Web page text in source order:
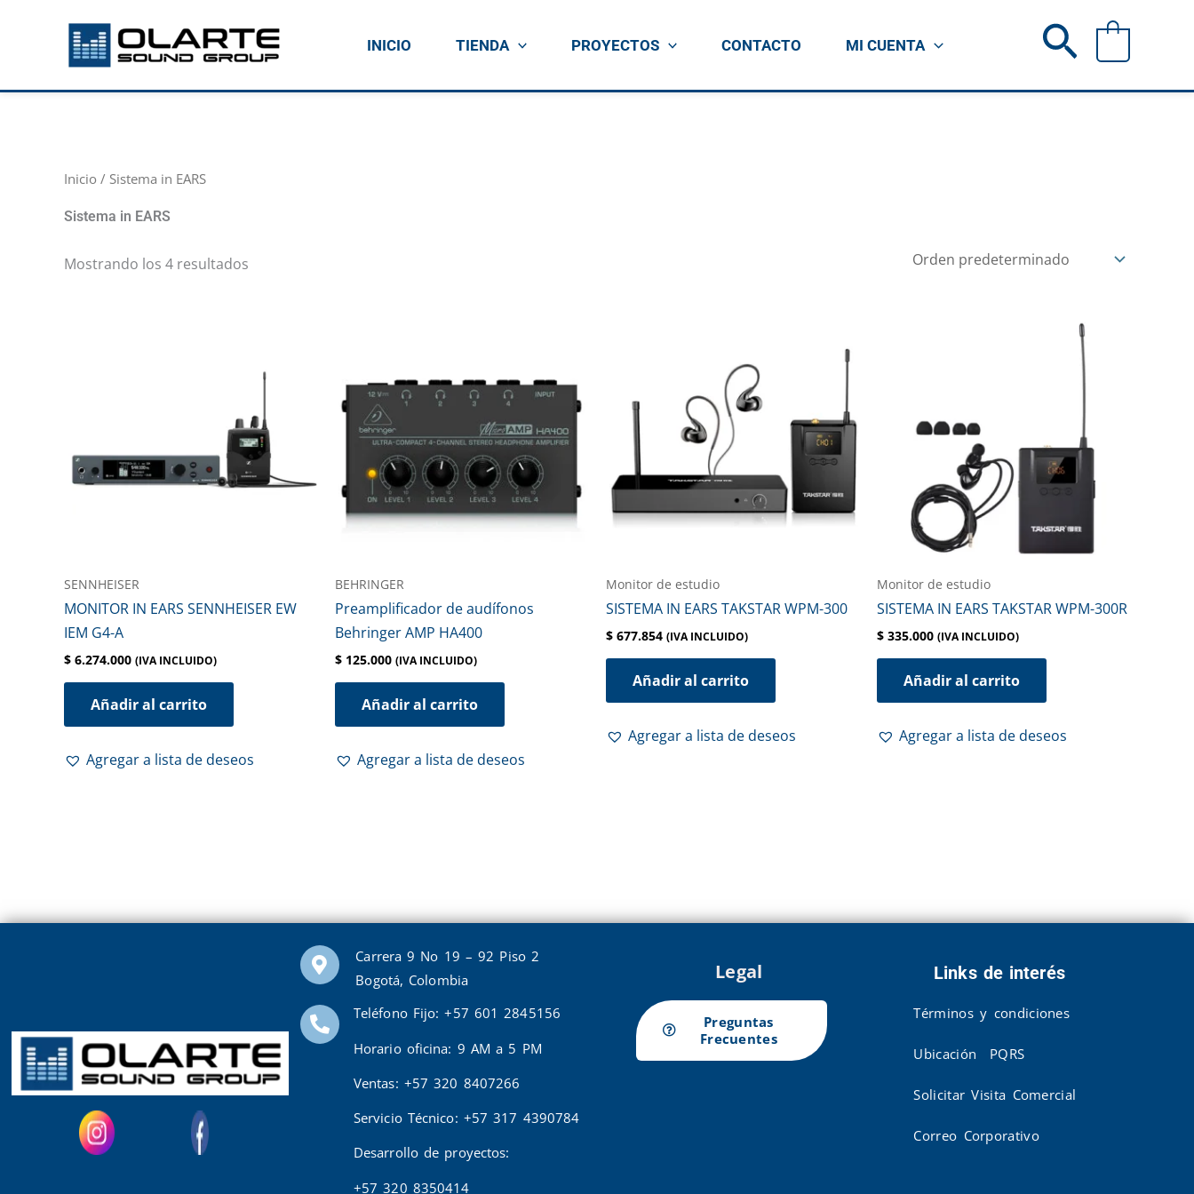
INICIO TIENDA PROYECTOS CONTACTO MI CUENTA Buscar
Inicio / Sistema in EARS
Sistema in EARS
Mostrando los 4 resultados
SENNHEISER
MONITOR IN EARS SENNHEISER EW
IEM G4-A
$ 6.274.000 (IVA INCLUIDO)
Añadir al carrito
Agregar a lista de deseos
BEHRINGER
Preamplificador de audífonos
Behringer AMP HA400
$ 125.000 (IVA INCLUIDO)
Añadir al carrito
Agregar a lista de deseos
Monitor de estudio
SISTEMA IN EARS TAKSTAR WPM-300
$ 677.854 (IVA INCLUIDO)
Añadir al carrito
Agregar a lista de deseos
Monitor de estudio
SISTEMA IN EARS TAKSTAR WPM-300R
$ 335.000 (IVA INCLUIDO)
Añadir al carrito
Agregar a lista de deseos
Carrera 9 No 19 – 92 Piso 2
Bogotá, Colombia
Teléfono Fijo: +57 601 2845156
Horario oficina: 9 AM a 5 PM
Ventas: +57 320 8407266
Servicio Técnico: +57 317 4390784
Desarrollo de proyectos:
+57 320 8350414
Legal
Preguntas
Frecuentes
Links de interés
Términos y condiciones
Ubicación PQRS
Solicitar Visita Comercial
Correo Corporativo